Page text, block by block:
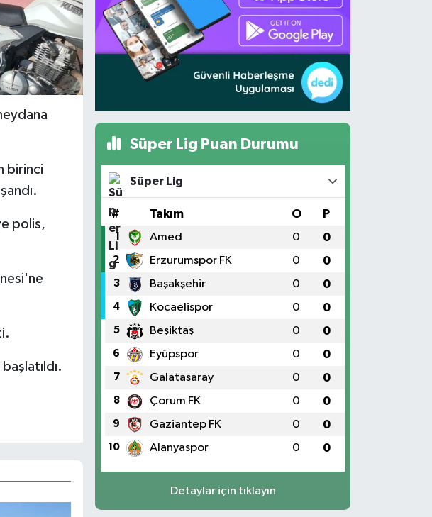
birinci
polis,
Süper Lig Puan Durumu
Süper Lig
# Takım O P
1 Amed 0 0
2 Erzurumspor FK 0 0
3 Başakşehir 0 0
4 Kocaelispor 0 0
5 Beşiktaş 0 0
6 Eyüpspor 0 0
7 Galatasaray 0 0
8 Çorum FK 0 0
9 Gaziantep FK 0 0
10 Alanyaspor 0 0
Detaylar için tıklayın